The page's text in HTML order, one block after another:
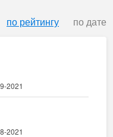
по рейтингу по дате
2021
2021